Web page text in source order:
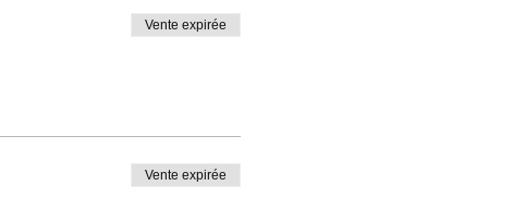
Vente expirée
Vente expirée